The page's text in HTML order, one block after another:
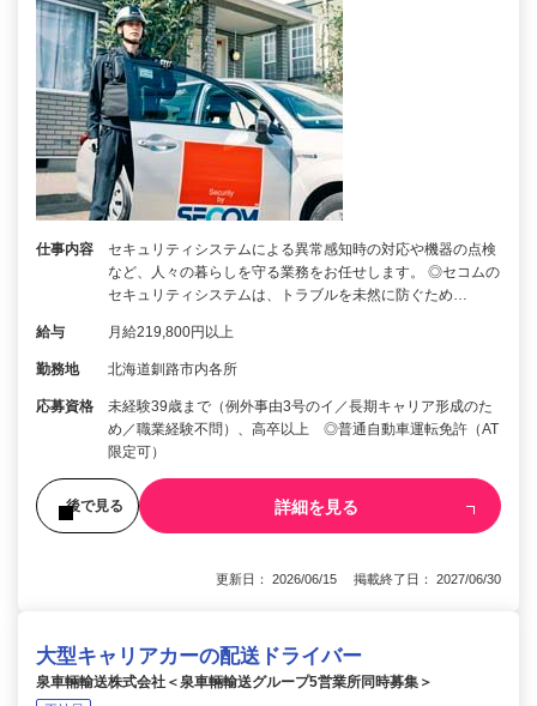
仕事内容
セキュリティシステムによる異常感知時の対応や機器の点検
など、人々の暮らしを守る業務をお任せします。 ◎セコムの
セキュリティシステムは、トラブルを未然に防ぐため…
給与 月給219,800円以上
勤務地 北海道釧路市内各所
応募資格
未経験39歳まで（例外事由3号のイ／長期キャリア形成のた
め／職業経験不問）、高卒以上 ◎普通自動車運転免許（AT
限定可）
後で見る 詳細を見る
更新日： 2026/06/15 掲載終了日： 2027/06/30
大型キャリアカーの配送ドライバー
泉車輛輸送株式会社＜泉車輛輸送グループ5営業所同時募集＞